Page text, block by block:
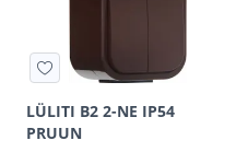
LÜLITI B2 2-NE IP54
PRUUN